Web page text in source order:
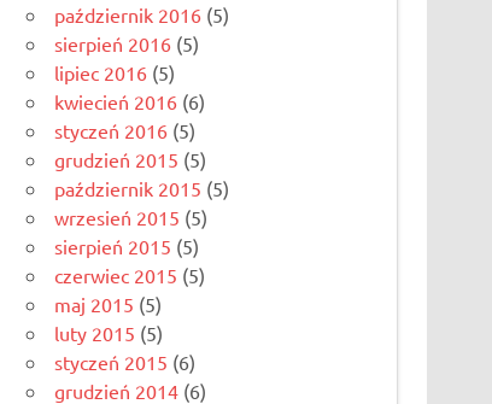
październik 2016 (5)
sierpień 2016 (5)
lipiec 2016 (5)
kwiecień 2016 (6)
styczeń 2016 (5)
grudzień 2015 (5)
październik 2015 (5)
wrzesień 2015 (5)
sierpień 2015 (5)
czerwiec 2015 (5)
maj 2015 (5)
luty 2015 (5)
styczeń 2015 (6)
grudzień 2014 (6)